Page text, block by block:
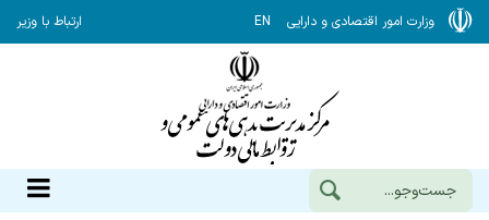
وزارت امور اقتصادی و دارایی EN ارتباط با وزیر